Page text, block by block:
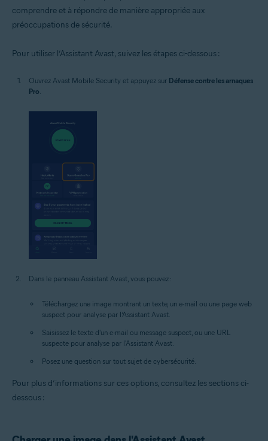
comprendre et à répondre de manière appropriée aux
préoccupations de sécurité.
Pour utiliser l’Assistant Avast, suivez les étapes ci-dessous :
Ouvrez Avast Mobile Security et appuyez sur Défense contre les arnaques
Pro.
Dans le panneau Assistant Avast, vous pouvez :
Téléchargez une image montrant un texte, un e-mail ou une page web
suspect pour analyse par l’Assistant Avast.
Saisissez le texte d'un e-mail ou message suspect, ou une URL
suspecte pour analyse par l'Assistant Avast.
Posez une question sur tout sujet de cybersécurité.
Pour plus d’informations sur ces options, consultez les sections ci-
dessous :